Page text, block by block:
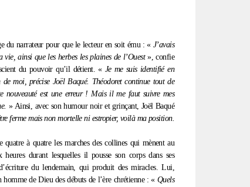
du narrateur pour que le lecteur en soit ému : « J’avais
ainsi que les herbes les plaines de l’Ouest», confie
du pouvoir qu’il détient. « Je me suis identifié en
moi, précise Joël Baqué. Théodoret continue tout de
nouveauté est une erreur ! Mais il me faut suivre mes
» Ainsi, avec son humour noir et grinçant, Joël Baqué
ferme mais non mortelle ni estropier, voilà ma position.
à quatre les marches des collines qui mènent au
durant lesquelles il pousse son corps dans ses
du lendemain, qui produit des miracles. Lui,
de Dieu des débuts de l’ère chrétienne : « Quels